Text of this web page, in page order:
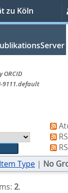
zu Köln
ORCID
9111.default
Item Type | No
2.